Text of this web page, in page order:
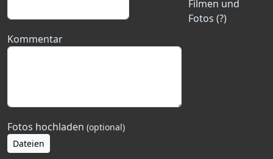
Filmen und
Fotos (?)
Kommentar
Fotos hochladen (optional)
Dateien